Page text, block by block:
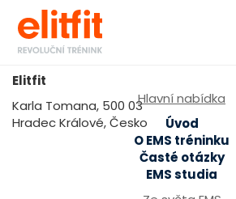
Elitfit
Karla Tomana, 500 03
Hradec Králové, Česko
Hlavní nabídka
Úvod
O EMS tréninku
Časté otázky
EMS studia